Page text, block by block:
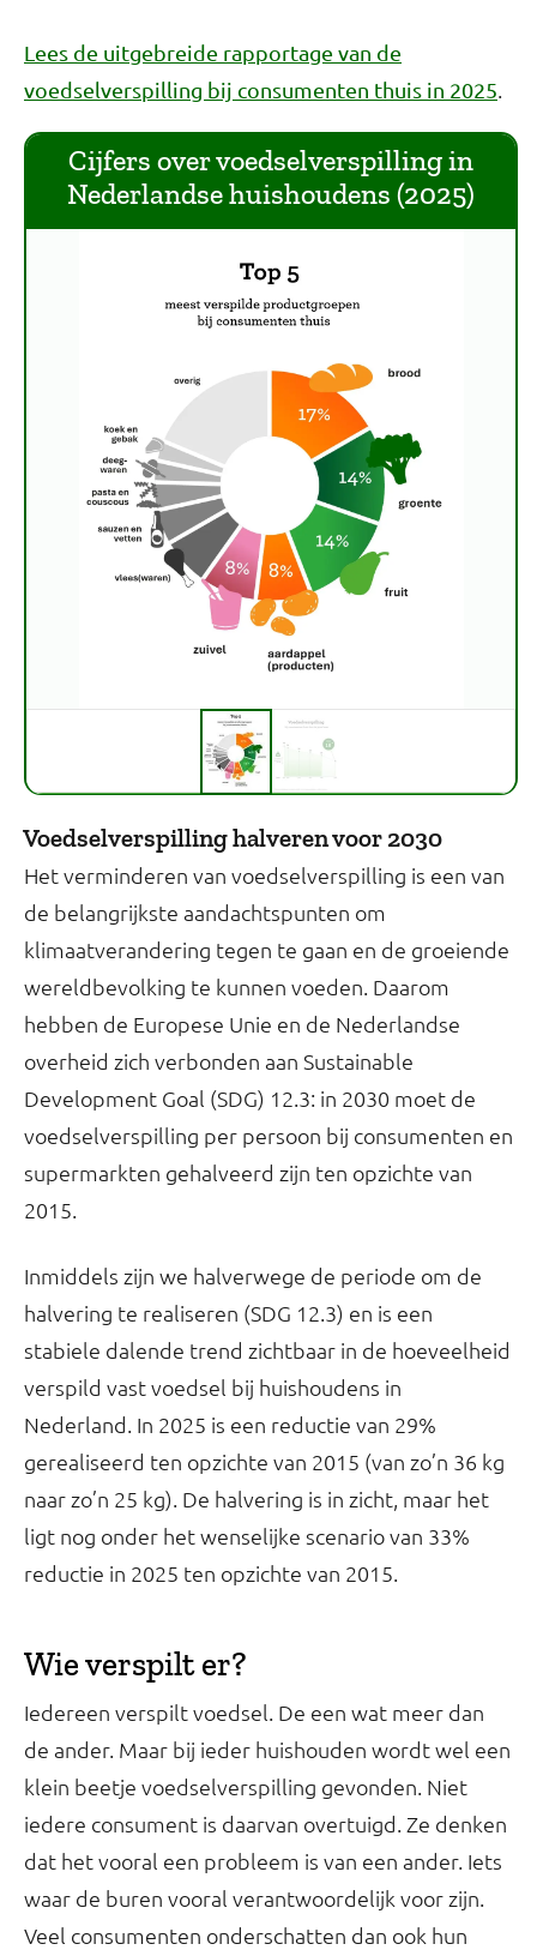
Lees de uitgebreide rapportage van de
voedselverspilling bij consumenten thuis in 2025.
Cijfers over voedselverspilling in
Nederlandse huishoudens (2025)
Voedselverspilling halveren voor 2030
Het verminderen van voedselverspilling is een van
de belangrijkste aandachtspunten om
klimaatverandering tegen te gaan en de groeiende
wereldbevolking te kunnen voeden. Daarom
hebben de Europese Unie en de Nederlandse
overheid zich verbonden aan Sustainable
Development Goal (SDG) 12.3: in 2030 moet de
voedselverspilling per persoon bij consumenten en
supermarkten gehalveerd zijn ten opzichte van
2015.
Inmiddels zijn we halverwege de periode om de
halvering te realiseren (SDG 12.3) en is een
stabiele dalende trend zichtbaar in de hoeveelheid
verspild vast voedsel bij huishoudens in
Nederland. In 2025 is een reductie van 29%
gerealiseerd ten opzichte van 2015 (van zo’n 36 kg
naar zo’n 25 kg). De halvering is in zicht, maar het
ligt nog onder het wenselijke scenario van 33%
reductie in 2025 ten opzichte van 2015.
Wie verspilt er?
Iedereen verspilt voedsel. De een wat meer dan
de ander. Maar bij ieder huishouden wordt wel een
klein beetje voedselverspilling gevonden. Niet
iedere consument is daarvan overtuigd. Ze denken
dat het vooral een probleem is van een ander. Iets
waar de buren vooral verantwoordelijk voor zijn.
Veel consumenten onderschatten dan ook hun